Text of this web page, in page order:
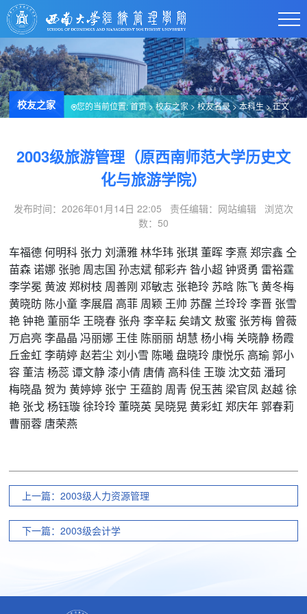
校友之家 您的当前位置:首页>校友之家>校友名录>本科生> 正文
2003级旅游管理（原西南师范大学历史文
化与旅游学院）
发布时间：2026年01月14日 22:05 责任编辑：网站编辑 浏览次
数： 50
车福德 何明科 张力 刘潇雅 林华玮 张琪 董晖 李熹 郑宗鑫 仝
苗森 诺娜 张驰 周志国 孙志斌 郁彩卉 昝小超 钟贤勇 雷裕霆
李学冕 黄波 郑树枝 周善刚 邓敏志 张艳玲 苏晗 陈飞 黄冬梅
黄晓昉 陈小童 李展眉 高菲 周颖 王帅 苏醒 兰玲玲 李晋 张雪
艳 钟艳 董丽华 王晓春 张舟 李辛耘 矣靖文 敖蜜 张芳梅 曾薇
万启亮 李晶晶 冯丽娜 王佳 陈丽丽 胡慧 杨小梅 关晓静 杨霞
丘金虹 李萌婷 赵若尘 刘小雪 陈曦 盘晓玲 康悦乐 高瑜 郭小
容 董洁 杨蕊 谭文静 漆小倩 唐倩 高科佳 王璇 沈文茹 潘珂
梅晓晶 贺为 黄婷婷 张宁 王蕴韵 周青 倪玉茜 梁官凤 赵越 徐
艳 张戈 杨钰璇 徐玲玲 董晓英 吴晓晃 黄彩虹 郑庆年 郭春莉
曹丽蓉 唐荣燕
上一篇：2003级人力资源管理
下一篇：2003级会计学